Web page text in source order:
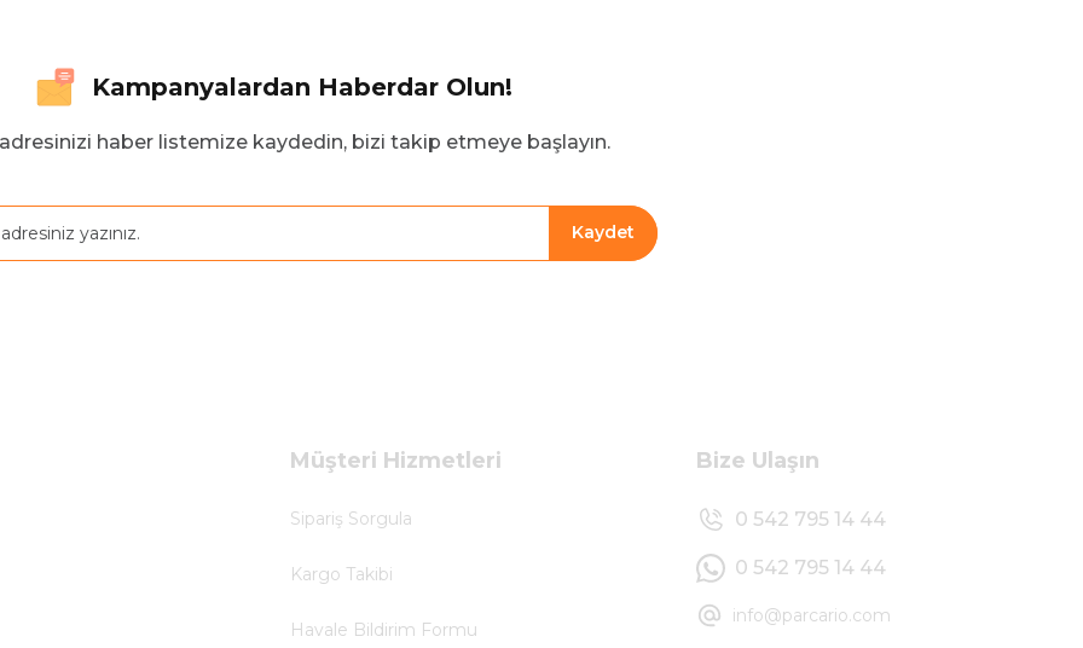
Kampanyalardan Haberdar Olun!
haber listemize kaydedin, bizi takip etmeye başlayın.
Kaydet
Müşteri Hizmetleri
Sipariş Sorgula
Kargo Takibi
Havale Bildirim Formu
Bize Ulaşın
0 542 795 14 44
0 542 795 14 44
info@parcario.com